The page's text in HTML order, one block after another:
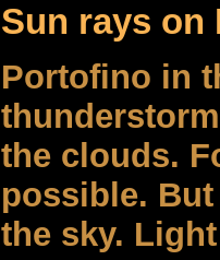
Sun rays on
Portofino in
the clouds.
possible.
the sky.